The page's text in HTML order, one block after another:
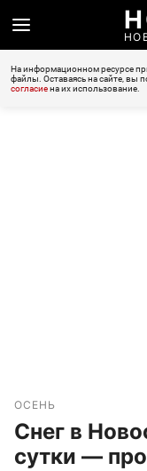
На информационном ресурсе
файлы. Оставаясь на сайте, вы
согласиена их использование.
ОСЕНЬ
Снег в
сутки —